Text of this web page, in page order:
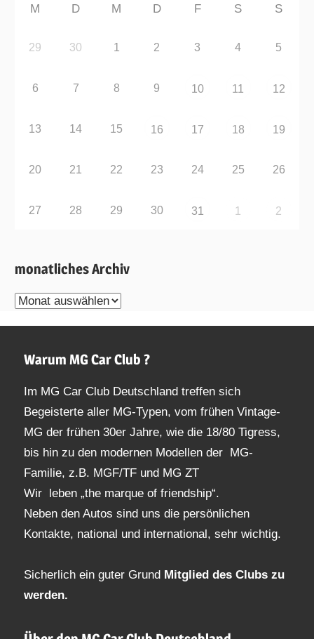
M D M D F S S
29 30 1 2 3 4 5
6 7 8 9 10 11 12
13 14 15 16 17 18 19
20 21 22 23 24 25 26
27 28 29 30 31 1 2
monatliches Archiv
monatliches
Warum MG Car Club ?
Im MG Car Club Deutschland treffen sich
Begeisterte aller MG-Typen, vom frühen Vintage-
MG der frühen 30er Jahre, wie die 18/80 Tigress,
bis hin zu den modernen Modellen der MG-
Familie, z.B. MGF/TF und MG ZT
Wir leben „the marque of friendship“.
Neben den Autos sind uns die persönlichen
Kontakte, national und international, sehr wichtig.
Sicherlich ein guter Grund Mitglied des Clubs zu
werden.